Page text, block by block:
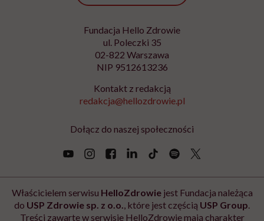
Fundacja Hello Zdrowie
ul. Poleczki 35
02-822 Warszawa
NIP 9512613236
Kontakt z redakcją
redakcja@hellozdrowie.pl
Dołącz do naszej społeczności
Właścicielem serwisu HelloZdrowiejest Fundacja należąca
do USP Zdrowie sp. z o.o., które jest częścią USP Group.
Treści zawarte w serwisie HelloZdrowie mają charakter